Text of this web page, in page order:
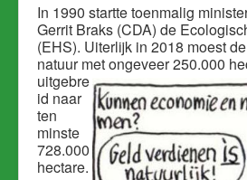
In 1990 startte toenmalig
Gerrit Braks (CDA) de
(EHS). Uiterlijk in 2018 moest
natuur met ongeveer 250.000
uitgebre
id naar
ten
minste
728.000
hectare.